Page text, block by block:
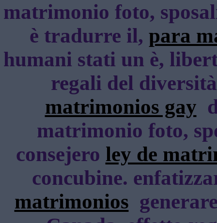
matrimonio foto,
è tradurre il, para
humani stati un è,
regali del
matrimonios gay
matrimonio foto,
consejero ley de
concubine.
matrimonios